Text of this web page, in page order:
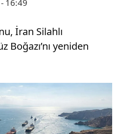
16:49
İran Silahlı
Boğazı’nı yeniden